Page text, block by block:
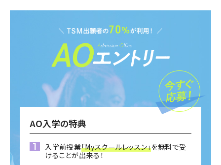
AO入学の特典
入学前授業「Myスクールレッスン」を無料で受
けることが出来る！